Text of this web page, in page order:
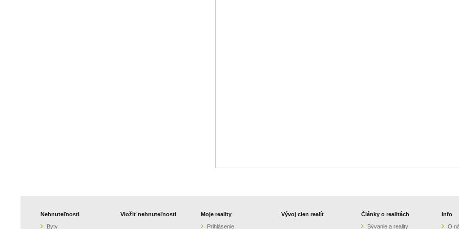
Nehnuteľnosti
Byty
Vložiť nehnuteľnosti
Moje reality
Prihlásenie
Vývoj cien realít
Články o realitách
Bývanie a reality
Info
O